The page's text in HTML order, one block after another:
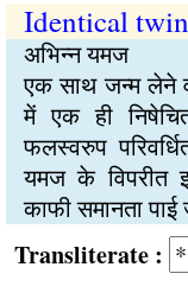
Identical
अभिन्न यमज
एक साथ जन्म लेने
में एक ही
फलस्वरुप
यमज के विपरीत
काफी समानता पाई
: